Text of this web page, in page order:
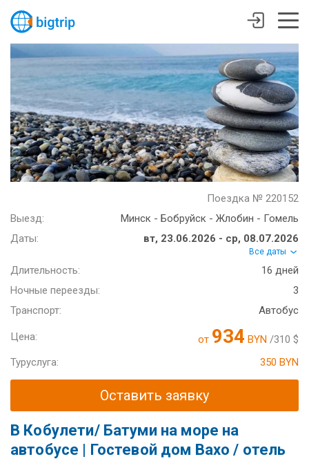
Поездка № 220152
Выезд:
Минск - Бобруйск - Жлобин - Гомель
Даты:
вт, 23.06.2026 - ср, 08.07.2026
Все даты
Длительность:
16 дней
Ночные переезды:
3
Транспорт:
Автобус
Цена: от 934 BYN /310 $
Туруслуга:
350 BYN
Оставить заявку
В Кобулети/ Батуми на море на
автобусе | Гостевой дом Вахо / отель